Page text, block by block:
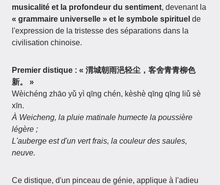
musicalité et la profondeur du sentiment, devenant la
« grammaire universelle » et le symbole spirituel de
l'expression de la tristesse des séparations dans la
civilisation chinoise.
Premier distique : « 渭城朝雨浥轻尘，客舍青青柳色
新。 »
Wèichéng zhāo yǔ yì qīng chén, kèshè qīng qīng liǔ sè
xīn.
À Weicheng, la pluie matinale humecte la poussière
légère ;
L'auberge est d'un vert frais, la couleur des saules,
neuve.
Ce distique, d'un pinceau de génie, applique à l'adieu